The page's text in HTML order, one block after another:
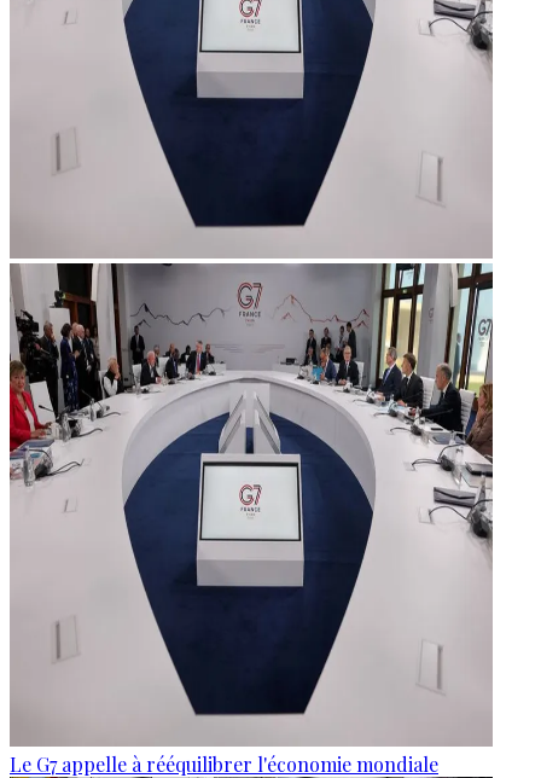
Le G7 appelle à rééquilibrer l'économie mondiale